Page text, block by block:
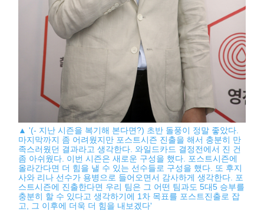
▲ '(- 지난 시즌을 복기해 본다면?) 초반 돌풍이 정말 좋았다.
마지막까지 좀 어려웠지만 포스트시즌 진출을 해서 충분히 만
족스러웠던 결과라고 생각한다. 와일드카드 결정전에서 진 건
좀 아쉬웠다. 이번 시즌은 새로운 구성을 했다. 포스트시즌에
올라간다면 더 힘을 낼 수 있는 선수들로 구성을 했다. 또 후지
사와 리나 선수가 용병으로 들어오면서 감사하게 생각한다. 포
스트시즌에 진출한다면 우리 팀은 그 어떤 팀과도 5대5 승부를
충분히 할 수 있다고 생각하기에 1차 목표를 포스트진출로 잡
고, 그 이후에 더욱 더 힘을 내보겠다'